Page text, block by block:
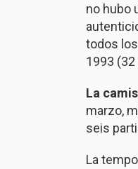
no hubo
todos
1993
La
marzo,
seis
La